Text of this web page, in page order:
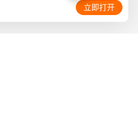
刊本编次形式之差异
》前十二卷卷首旧貌之还原
立即打开